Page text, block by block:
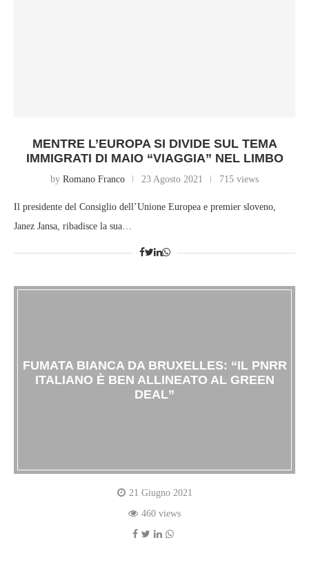
MENTRE L’EUROPA SI DIVIDE SUL TEMA
IMMIGRATI DI MAIO “VIAGGIA” NEL LIMBO
by Romano Franco 23 Agosto 2021 715 views
Il presidente del Consiglio dell’Unione Europea e premier sloveno,
Janez Jansa, ribadisce la sua…
FUMATA BIANCA DA BRUXELLES: “IL PNRR
ITALIANO È BEN ALLINEATO AL GREEN
DEAL”
21 Giugno 2021
460 views